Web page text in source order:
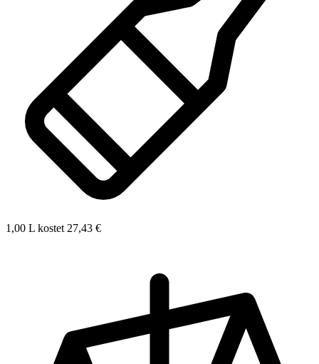
1,00 L kostet 27,43 €